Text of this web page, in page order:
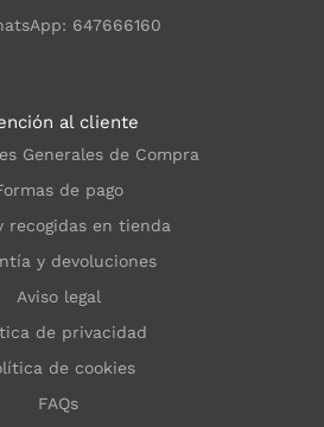
647666160
al cliente
Generales de Compra
de pago
recogidas en tienda
y devoluciones
Aviso legal
de privacidad
de cookies
FAQs